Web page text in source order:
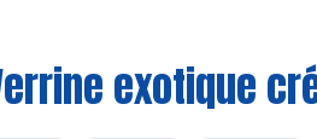
exotique